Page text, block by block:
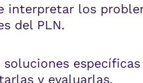
interpretar los
del PLN.
específicas
y evaluarlas.